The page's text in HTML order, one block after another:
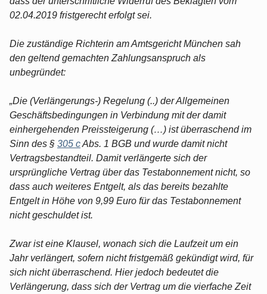
02.04.2019 fristgerecht erfolgt sei.
Die zuständige Richterin am Amtsgericht München sah
den geltend gemachten Zahlungsanspruch als
unbegründet:
„Die (Verlängerungs-) Regelung (..) der Allgemeinen
Geschäftsbedingungen in Verbindung mit der damit
einhergehenden Preissteigerung (…) ist überraschend im
Sinn des § 305 cAbs. 1 BGB und wurde damit nicht
Vertragsbestandteil. Damit verlängerte sich der
ursprüngliche Vertrag über das Testabonnement nicht, so
dass auch weiteres Entgelt, als das bereits bezahlte
Entgelt in Höhe von 9,99 Euro für das Testabonnement
nicht geschuldet ist.
Zwar ist eine Klausel, wonach sich die Laufzeit um ein
Jahr verlängert, sofern nicht fristgemäß gekündigt wird, für
sich nicht überraschend. Hier jedoch bedeutet die
Verlängerung, dass sich der Vertrag um die vierfache Zeit